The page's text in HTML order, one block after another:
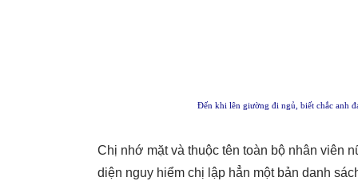
Đến khi lên giường đi ngủ, biết chắc anh
Chị nhớ mặt và thuộc tên toàn bộ nhân viên
diện nguy hiểm chị lập hẳn một bản danh